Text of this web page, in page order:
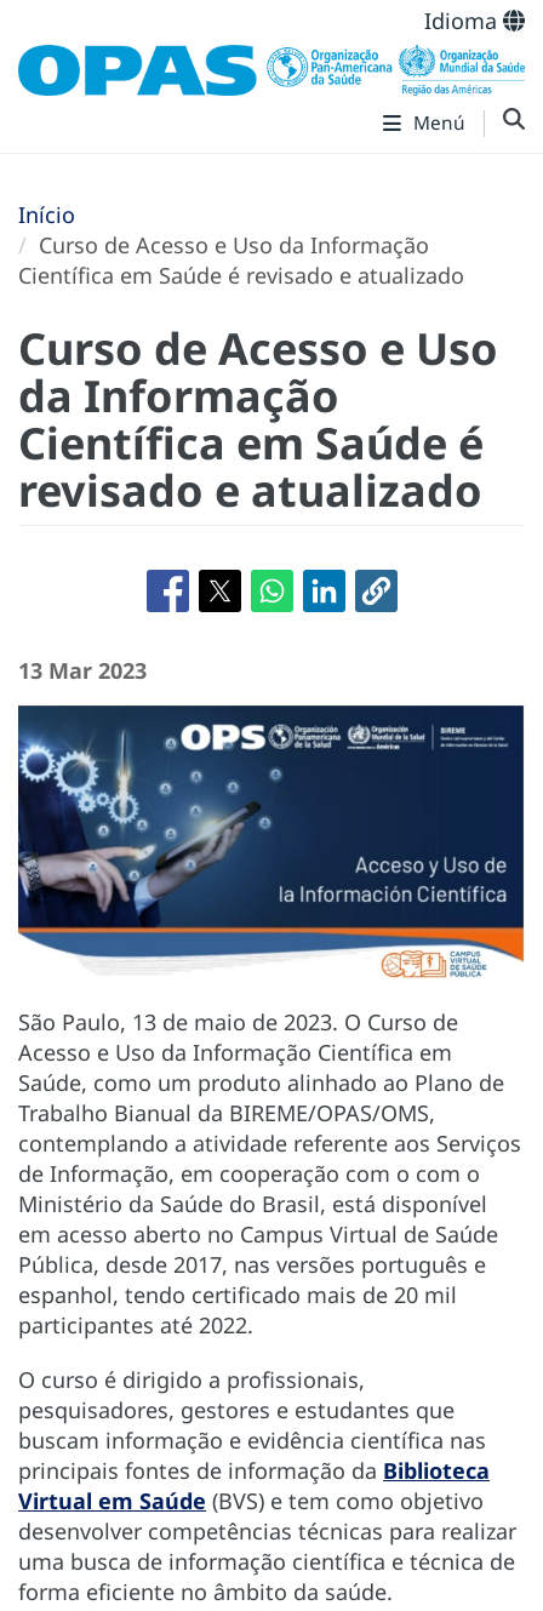
Idioma
Menú
Início
Curso de Acesso e Uso da Informação
Científica em Saúde é revisado e atualizado
Curso de Acesso e Uso
da Informação
Científica em Saúde é
revisado e atualizado
13 Mar 2023
São Paulo, 13 de maio de 2023. O Curso de
Acesso e Uso da Informação Científica em
Saúde, como um produto alinhado ao Plano de
Trabalho Bianual da BIREME/OPAS/OMS,
contemplando a atividade referente aos Serviços
de Informação, em cooperação com o com o
Ministério da Saúde do Brasil, está disponível
em acesso aberto no Campus Virtual de Saúde
Pública, desde 2017, nas versões português e
espanhol, tendo certificado mais de 20 mil
participantes até 2022.
O curso é dirigido a profissionais,
pesquisadores, gestores e estudantes que
buscam informação e evidência científica nas
principais fontes de informação da Biblioteca
Virtual em Saúde (BVS) e tem como objetivo
desenvolver competências técnicas para realizar
uma busca de informação científica e técnica de
forma eficiente no âmbito da saúde.